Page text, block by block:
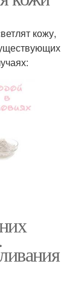
кожу,